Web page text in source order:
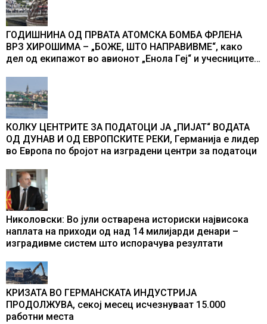
ГОДИШНИНА ОД ПРВАТА АТОМСКА БОМБА ФРЛЕНА
ВРЗ ХИРОШИМА – „БОЖЕ, ШТО НАПРАВИВМЕ“, како
дел од екипажот во авионот „Енола Геј“ и учесниците
промени текот на историјата
КОЛКУ ЦЕНТРИТЕ ЗА ПОДАТОЦИ ЈА „ПИЈАТ“ ВОДАТА
ОД ДУНАВ И ОД ЕВРОПСКИТЕ РЕКИ, Германија е лидер
во Европа по бројот на изградени центри за податоци
Николовски: Во јули остварена историски највисока
наплата на приходи од над 14 милијарди денари –
изградивме систем што испорачува резултати
КРИЗАТА ВО ГЕРМАНСКАТА ИНДУСТРИЈА
ПРОДОЛЖУВА, секој месец исчезнуваат 15.000
работни места